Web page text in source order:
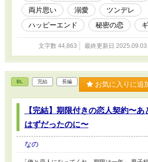
両片思い
溺愛
ツンデレ
ハッピーエンド
秘密の恋
文字数 44,863 最終更新日 2025.09.03
BL 完結 長編 お気に入りに追
【完結】期限付きの恋人契約〜
はずだったのに〜
なの